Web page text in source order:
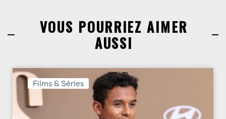
VOUS POURRIEZ AIMER
AUSSI
Films & Séries